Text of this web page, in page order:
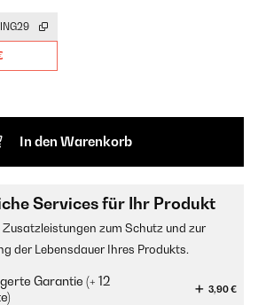
In den Warenkorb
Services für Ihr Produkt
Zusatzleistungen zum Schutz und zur
der Lebensdauer Ihres Produkts.
Garantie (+ 12
3,90 €